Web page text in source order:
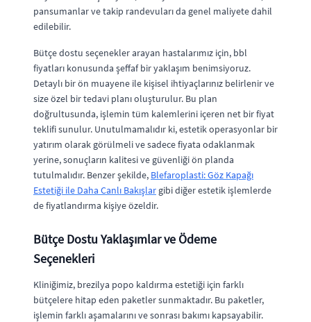
pansumanlar ve takip randevuları da genel maliyete dahil
edilebilir.
Bütçe dostu seçenekler arayan hastalarımız için, bbl
fiyatları konusunda şeffaf bir yaklaşım benimsiyoruz.
Detaylı bir ön muayene ile kişisel ihtiyaçlarınız belirlenir ve
size özel bir tedavi planı oluşturulur. Bu plan
doğrultusunda, işlemin tüm kalemlerini içeren net bir fiyat
teklifi sunulur. Unutulmamalıdır ki, estetik operasyonlar bir
yatırım olarak görülmeli ve sadece fiyata odaklanmak
yerine, sonuçların kalitesi ve güvenliği ön planda
tutulmalıdır. Benzer şekilde, Blefaroplasti: Göz Kapağı
Estetiği ile Daha Canlı Bakışlar gibi diğer estetik işlemlerde
de fiyatlandırma kişiye özeldir.
Bütçe Dostu Yaklaşımlar ve Ödeme
Seçenekleri
Kliniğimiz, brezilya popo kaldırma estetiği için farklı
bütçelere hitap eden paketler sunmaktadır. Bu paketler,
işlemin farklı aşamalarını ve sonrası bakımı kapsayabilir.